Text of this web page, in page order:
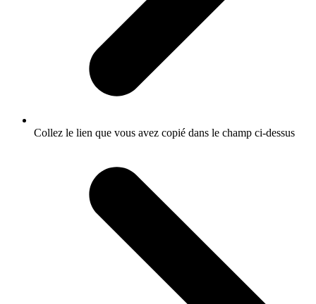
Collez le lien que vous avez copié dans le champ ci-dessus